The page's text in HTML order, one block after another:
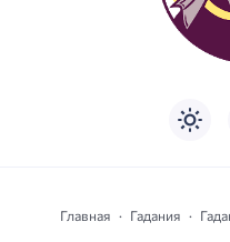
Главная Гадания